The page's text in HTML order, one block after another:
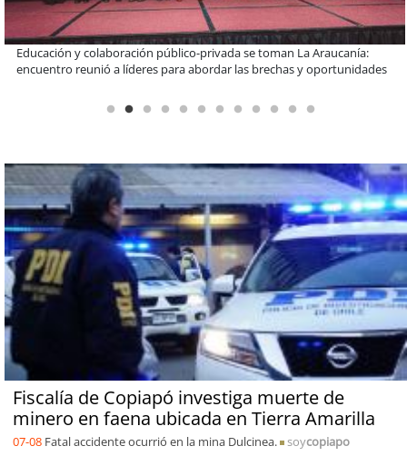
Llaman a interiorizarse de los programas de estudios para postular
informado al SAE
Fiscalía de Copiapó investiga muerte de
minero en faena ubicada en Tierra Amarilla
07-08 Fatal accidente ocurrió en la mina Dulcinea. soycopiapo